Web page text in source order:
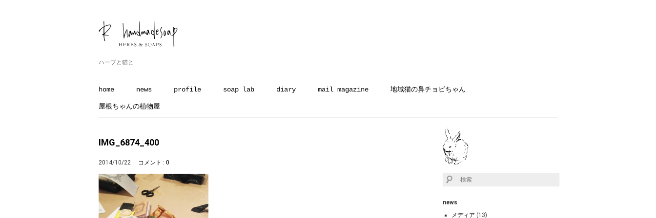
ハーブと猫と
home news profile soap lab diary mail magazine 地域猫の鼻チョビちゃん
屋根ちゃんの植物屋
IMG_6874_400
2014/10/22 コメント : 0
news
メディア (13)